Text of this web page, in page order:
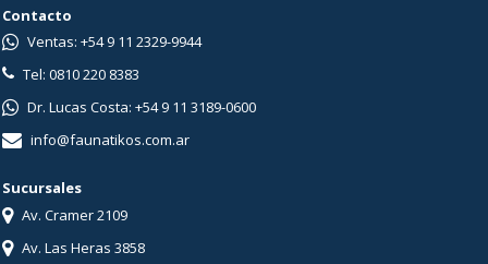
Contacto
Ventas: +54 9 11 2329-9944
Tel: 0810 220 8383
Dr. Lucas Costa: +54 9 11 3189-0600
info@faunatikos.com.ar
Sucursales
Av. Cramer 2109
Av. Las Heras 3858